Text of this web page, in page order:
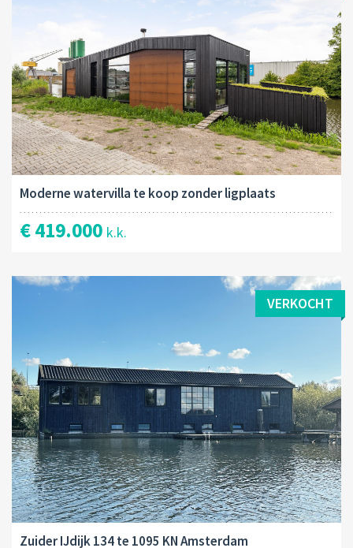
Moderne watervilla te koop zonder ligplaats
€ 419.000 k.k.
VERKOCHT
Zuider IJdijk 134 te 1095 KN Amsterdam